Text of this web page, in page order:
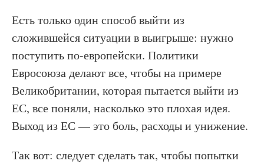
Есть только один способ выйти из
сложившейся ситуации в выигрыше: нужно
поступить по-европейски. Политики
Евросоюза делают все, чтобы на примере
Великобритании, которая пытается выйти из
ЕС, все поняли, насколько это плохая идея.
Выход из ЕС — это боль, расходы и унижение.
Так вот: следует сделать так, чтобы попытки